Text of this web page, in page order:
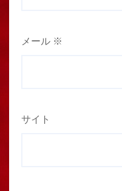
メール ※
サイト